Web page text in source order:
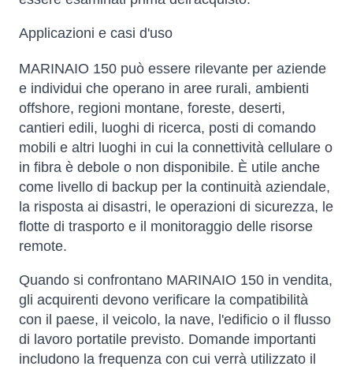
Applicazioni e casi d'uso
MARINAIO 150 può essere rilevante per aziende
e individui che operano in aree rurali, ambienti
offshore, regioni montane, foreste, deserti,
cantieri edili, luoghi di ricerca, posti di comando
mobili e altri luoghi in cui la connettività cellulare o
in fibra è debole o non disponibile. È utile anche
come livello di backup per la continuità aziendale,
la risposta ai disastri, le operazioni di sicurezza, le
flotte di trasporto e il monitoraggio delle risorse
remote.
Quando si confrontano MARINAIO 150 in vendita,
gli acquirenti devono verificare la compatibilità
con il paese, il veicolo, la nave, l'edificio o il flusso
di lavoro portatile previsto. Domande importanti
includono la frequenza con cui verrà utilizzato il